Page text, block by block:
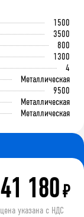
1500
3500
800
1300
4
Металлическая
9500
Металлическая
Металлическая
41 180₽
цена указана с НДС